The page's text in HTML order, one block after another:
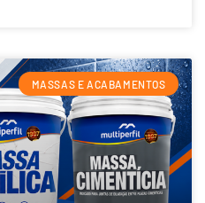
MASSAS E ACABAMENTOS